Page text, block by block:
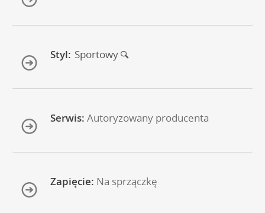
Styl: Sportowy
Serwis: Autoryzowany producenta
Zapięcie: Na sprzączkę